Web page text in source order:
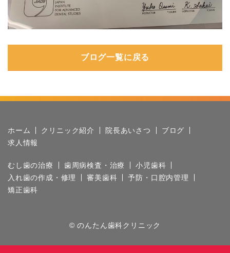
ブログ一覧に戻る
ホーム クリニック紹介 院長あいさつ
ブログ
求人情報
むし歯の治療 歯周病検査・治療
小児歯科
入れ歯の作成・修理
審美歯科
予防・口腔内管理
矯正歯科
© のんたん歯科クリニック